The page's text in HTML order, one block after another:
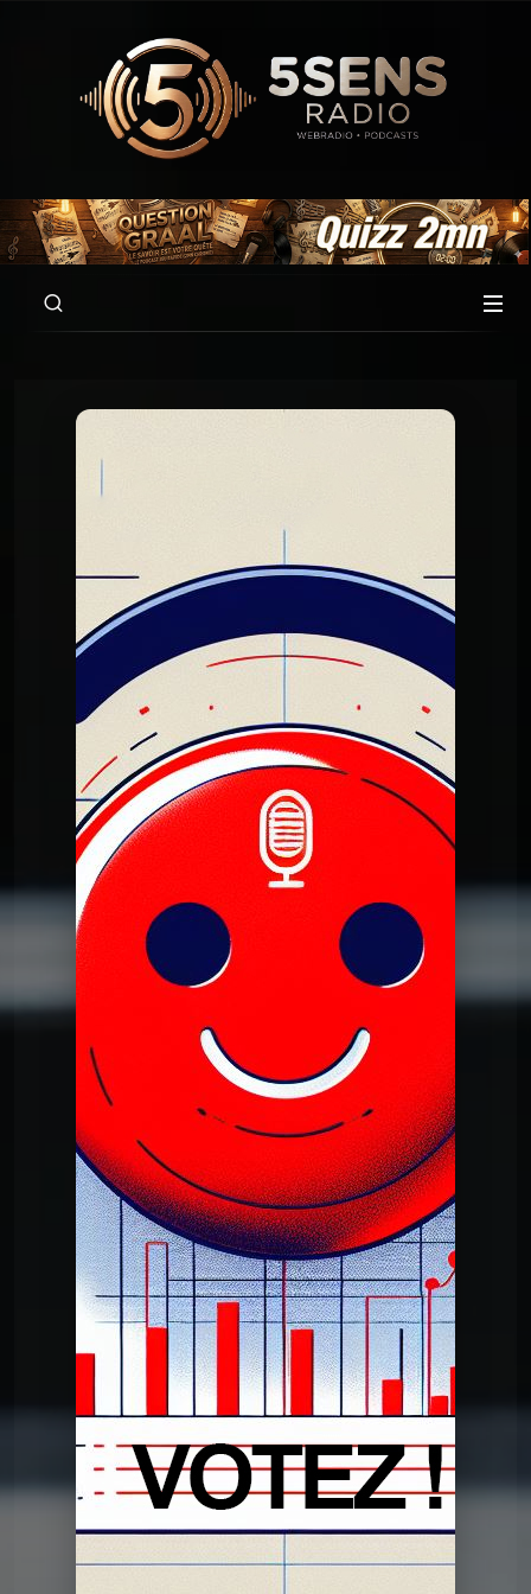
Dans mon tiroir
DMT du 09 01 2024
Dans mon tiroir DMT du 09 01 2024
Dans mon tiroir
Pilote dans mon tiroir 27 juin
Dans mon tiroir DERNIERE DMT du 25 06 2024
Dans mon tiroir DMT du 11 06 2024
Dans mon tiroir DMT du 28 05 2024
Dans mon tiroir DMT du 14 05 2024
Dans mon tiroir DMT du 30 04 2024
Dans mon tiroir DMT du 16 04 2024
Dans mon tiroir DMT du 02 04 2024
Dans mon tiroir DMT du 19 03 2024